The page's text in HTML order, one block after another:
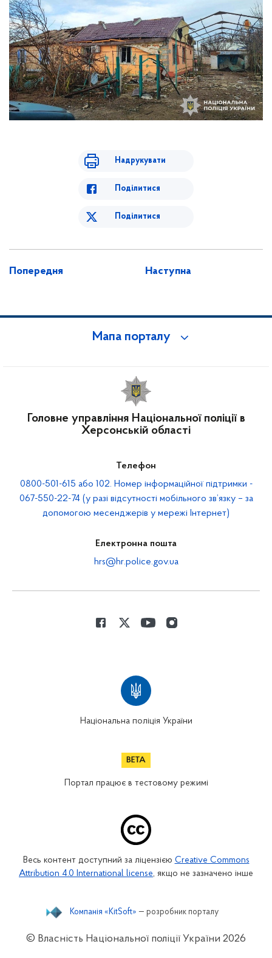
Надрукувати
Поділитися
Поділитися
Попередня Наступна
Мапа порталу
Головне управління Національної поліції в
Херсонській області
Телефон
0800-501-615 або 102. Номер інформаційної підтримки -
067-550-22-74 (у разі відсутності мобільного зв’язку – за
допомогою месенджерів у мережі Інтернет)
Електронна пошта
hrs@hr.police.gov.ua
Національна поліція України
Портал працює в тестовому режимі
Весь контент доступний за ліцензією Creative Commons
Attribution 4.0 International license, якщо не зазначено інше
© Власність Національної поліції України 2026
Компанія «KitSoft» — розробник порталу